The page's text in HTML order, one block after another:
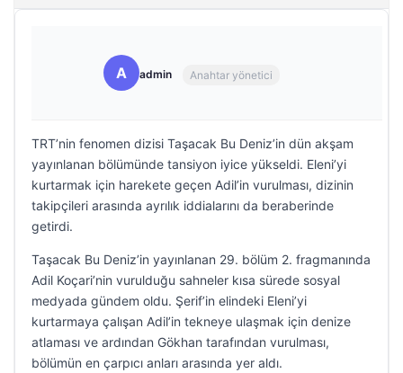
A admin Anahtar yönetici
TRT’nin fenomen dizisi Taşacak Bu Deniz’in dün akşam
yayınlanan bölümünde tansiyon iyice yükseldi. Eleni’yi
kurtarmak için harekete geçen Adil’in vurulması, dizinin
takipçileri arasında ayrılık iddialarını da beraberinde
getirdi.
Taşacak Bu Deniz’in yayınlanan 29. bölüm 2. fragmanında
Adil Koçari’nin vurulduğu sahneler kısa sürede sosyal
medyada gündem oldu. Şerif’in elindeki Eleni’yi
kurtarmaya çalışan Adil’in tekneye ulaşmak için denize
atlaması ve ardından Gökhan tarafından vurulması,
bölümün en çarpıcı anları arasında yer aldı.